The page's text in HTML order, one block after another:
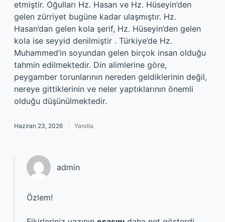
etmiştir. Oğulları Hz. Hasan ve Hz. Hüseyin’den
gelen zürriyet bugüne kadar ulaşmıştır. Hz.
Hasan’dan gelen kola şerif, Hz. Hüseyin’den gelen
kola ise seyyid denilmiştir . Türkiye’de Hz.
Muhammed’in soyundan gelen birçok insan olduğu
tahmin edilmektedir. Din alimlerine göre,
peygamber torunlarının nereden geldiklerinin değil,
nereye gittiklerinin ve neler yaptıklarının önemli
olduğu düşünülmektedir.
Haziran 23, 2026 Yanıtla
admin
Özlem!